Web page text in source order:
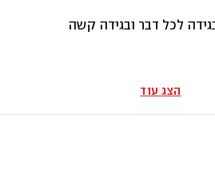
לכל דבר ובגידה קשה
הצג עוד